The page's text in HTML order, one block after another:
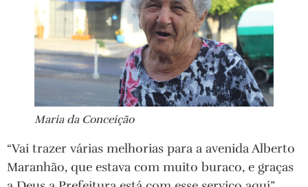
Maria da Conceição
“Vai trazer várias melhorias para a avenida Alberto
Maranhão, que estava com muito buraco, e graças